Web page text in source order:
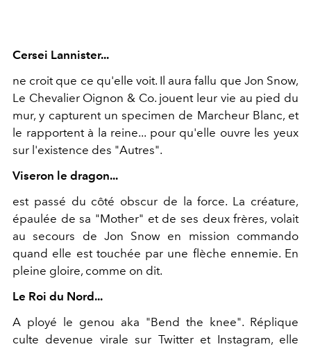
Cersei Lannister...
ne croit que ce qu'elle voit. Il aura fallu que Jon Snow,
Le Chevalier Oignon & Co. jouent leur vie au pied du
mur, y capturent un specimen de Marcheur Blanc, et
le rapportent à la reine... pour qu'elle ouvre les yeux
sur l'existence des "Autres".
Viseron le dragon...
est passé du côté obscur de la force. La créature,
épaulée de sa "Mother" et de ses deux frères, volait
au secours de Jon Snow en mission commando
quand elle est touchée par une flèche ennemie. En
pleine gloire, comme on dit.
Le Roi du Nord...
A ployé le genou aka "Bend the knee". Réplique
culte devenue virale sur Twitter et Instagram, elle